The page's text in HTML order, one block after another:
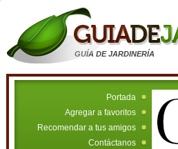
GUÍA DE JARDINERÍA
Portada
Agregar a favoritos
Recomendar a tus amigos
Contáctanos